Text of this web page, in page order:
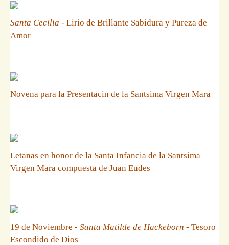
Santa Cecilia - Lirio de Brillante Sabidura y Pureza de
Amor
Novena para la Presentacin de la Santsima Virgen Mara
Letanas en honor de la Santa Infancia de la Santsima
Virgen Mara compuesta de Juan Eudes
19 de Noviembre - Santa Matilde de Hackeborn - Tesoro
Escondido de Dios